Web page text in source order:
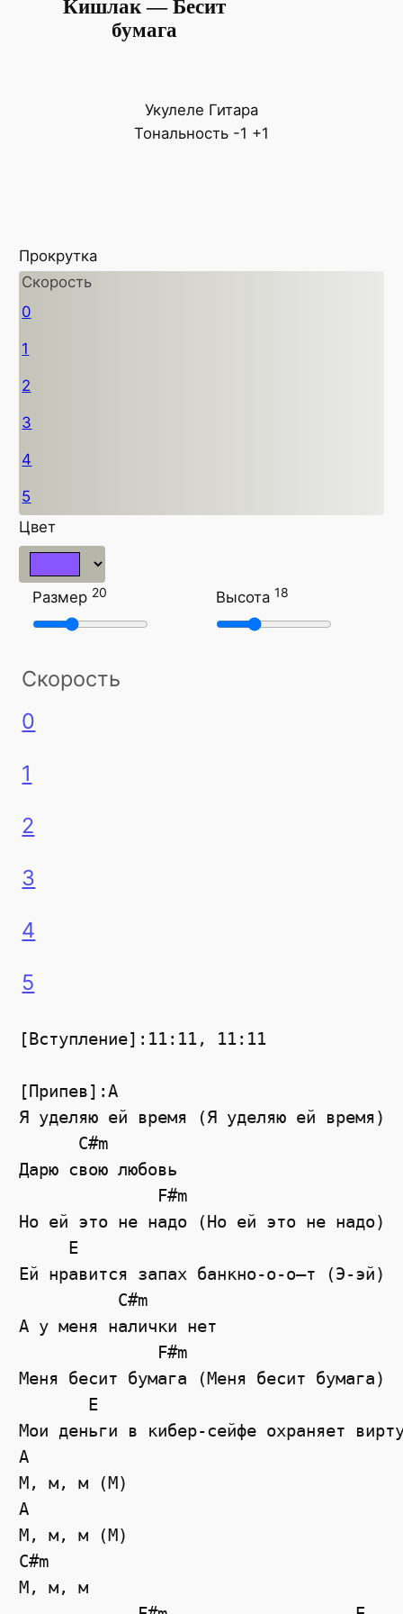
Кишлак — Бесит
бумага
Укулеле Гитара
Тональность -1 +1
Прокрутка
Скорость
0
1
2
3
4
5
Цвет
Размер 20 Высота 18
Скорость
0
1
2
3
4
5
[Вступление]:11:11, 11:11
[Припев]:A
Я уделяю ей время (Я уделяю ей время)
      C#m
Дарю свою любовь
              F#m
Но ей это не надо (Но ей это не надо)
E
Ей нравится запах банкно-о-о—т (Э-эй)
          C#m
А у меня налички нет
              F#m
Меня бесит бумага (Меня бесит бумага)
       E
Мои деньги в кибер-сейфе охраняет
A
М, м, м (М)
A
М, м, м (М)
C#m
М, м, м